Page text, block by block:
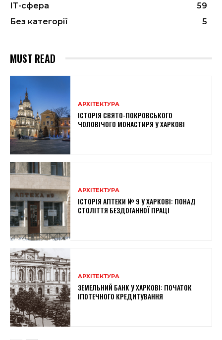
ІТ-сфера
59
Без категорії
5
MUST READ
АРХІТЕКТУРА
ІСТОРІЯ СВЯТО-ПОКРОВСЬКОГО
ЧОЛОВІЧОГО МОНАСТИРЯ У ХАРКОВІ
АРХІТЕКТУРА
ІСТОРІЯ АПТЕКИ № 9 У ХАРКОВІ: ПОНАД
СТОЛІТТЯ БЕЗДОГАННОЇ ПРАЦІ
АРХІТЕКТУРА
ЗЕМЕЛЬНИЙ БАНК У ХАРКОВІ: ПОЧАТОК
ІПОТЕЧНОГО КРЕДИТУВАННЯ